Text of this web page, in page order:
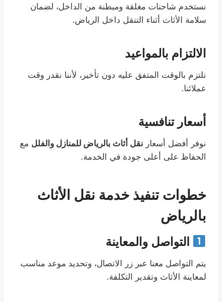
نستخدم شاحنات مغلقة ومبطنة من الداخل، لضمان
سلامة الأثاث أثناء التنقل داخل الرياض.
الالتزام بالمواعيد
نلتزم بالوقت المتفق عليه دون تأخير، لأننا نقدر وقت
عملائنا.
أسعار تنافسية
نوفر أفضل أسعار نقل أثاث بالرياض للمنازل والفلل مع
الحفاظ على أعلى جودة في الخدمة.
خطوات تنفيذ خدمة نقل الأثاث
بالرياض
التواصل والمعاينة
يتم التواصل معنا عبر زر الاتصال، وتحديد موعد مناسب
لمعاينة الأثاث وتقدير التكلفة.